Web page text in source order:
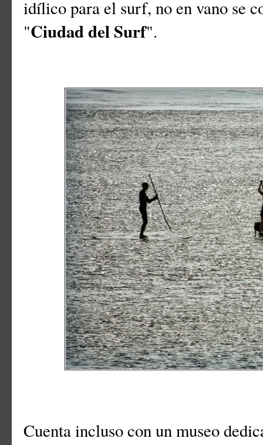
idílico para el surf, no en vano se
"Ciudad del Surf".
Cuenta incluso con un museo